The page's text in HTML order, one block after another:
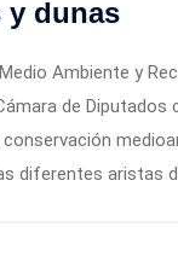
y dunas
Ambiente y
de Diputados
diferentes aristas